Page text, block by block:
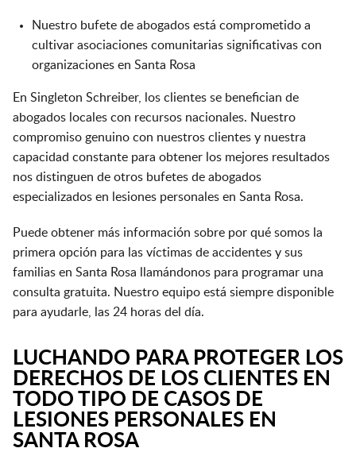
Nuestro bufete de abogados está comprometido a
cultivar asociaciones comunitarias significativas con
organizaciones en Santa Rosa
En Singleton Schreiber, los clientes se benefician de
abogados locales con recursos nacionales. Nuestro
compromiso genuino con nuestros clientes y nuestra
capacidad constante para obtener los mejores resultados
nos distinguen de otros bufetes de abogados
especializados en lesiones personales en Santa Rosa.
Puede obtener más información sobre por qué somos la
primera opción para las víctimas de accidentes y sus
familias en Santa Rosa llamándonos para programar una
consulta gratuita. Nuestro equipo está siempre disponible
para ayudarle, las 24 horas del día.
LUCHANDO PARA PROTEGER LOS
DERECHOS DE LOS CLIENTES EN
TODO TIPO DE CASOS DE
LESIONES PERSONALES EN
SANTA ROSA